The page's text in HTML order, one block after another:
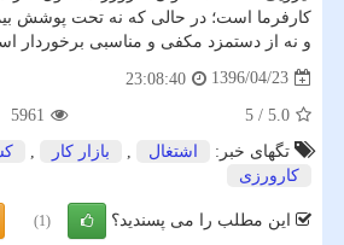
كارفرما است؛ در حالی كه نه تحت پوشش
و نه از دستمزد مكفی و مناسبی برخوردار
1396/04/23
23:08:40
5.0
/
5
5961
تگهای خبر:
اشتغال , بازار كار ,
كارورزی
این مطلب را می پسندید؟ (1)